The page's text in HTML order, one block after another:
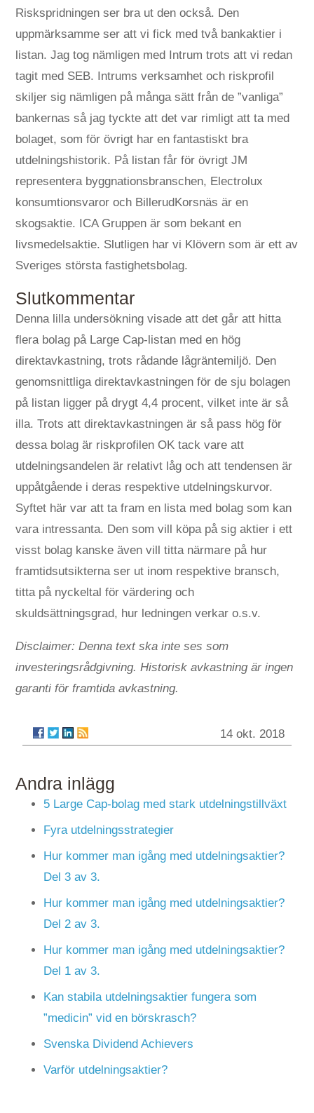
Riskspridningen ser bra ut den också. Den
uppmärksamme ser att vi fick med två bankaktier i
listan. Jag tog nämligen med Intrum trots att vi redan
tagit med SEB. Intrums verksamhet och riskprofil
skiljer sig nämligen på många sätt från de ”vanliga”
bankernas så jag tyckte att det var rimligt att ta med
bolaget, som för övrigt har en fantastiskt bra
utdelningshistorik. På listan får för övrigt JM
representera byggnationsbranschen, Electrolux
konsumtionsvaror och BillerudKorsnäs är en
skogsaktie. ICA Gruppen är som bekant en
livsmedelsaktie. Slutligen har vi Klövern som är ett av
Sveriges största fastighetsbolag.
Slutkommentar
Denna lilla undersökning visade att det går att hitta
flera bolag på Large Cap-listan med en hög
direktavkastning, trots rådande lågräntemiljö. Den
genomsnittliga direktavkastningen för de sju bolagen
på listan ligger på drygt 4,4 procent, vilket inte är så
illa. Trots att direktavkastningen är så pass hög för
dessa bolag är riskprofilen OK tack vare att
utdelningsandelen är relativt låg och att tendensen är
uppåtgående i deras respektive utdelningskurvor.
Syftet här var att ta fram en lista med bolag som kan
vara intressanta. Den som vill köpa på sig aktier i ett
visst bolag kanske även vill titta närmare på hur
framtidsutsikterna ser ut inom respektive bransch,
titta på nyckeltal för värdering och
skuldsättningsgrad, hur ledningen verkar o.s.v.
Disclaimer: Denna text ska inte ses som
investeringsrådgivning. Historisk avkastning är ingen
garanti för framtida avkastning.
14 okt. 2018
Andra inlägg
5 Large Cap-bolag med stark utdelningstillväxt
Fyra utdelningsstrategier
Hur kommer man igång med utdelningsaktier?
Del 3 av 3.
Hur kommer man igång med utdelningsaktier?
Del 2 av 3.
Hur kommer man igång med utdelningsaktier?
Del 1 av 3.
Kan stabila utdelningsaktier fungera som
”medicin” vid en börskrasch?
Svenska Dividend Achievers
Varför utdelningsaktier?